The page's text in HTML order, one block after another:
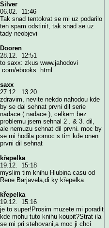
Silver
06.02. 11:46
Tak snad tentokrat se mi uz podarilo
ten spam odstinit, tak snad se uz
tady neobjevi
Dooren
28.12. 12:51
to saxx: zkus www.jahodovi
.com/ebooks. html
saxx
27.12. 13:20
zdravim, nevite nekdo nahodou kde
by se dal sehnat prvni dil serie
nadace ( nadace ), celkem bez
problemu jsem sehnal 2 . & 3. dil,
ale nemuzu sehnat dil prvni. moc by
se mi hodila pomoc s tim kde onen
prvni dil sehnat
křepelka
19.12. 15:18
myslim tim knihu Hlubina casu od
Rene Barjavela,di ky křepelka
křepelka
19.12. 15:16
je to super!Prosim muzete mi poradit
kde mohu tuto knihu koupit?Strat ila
se mi pri stehovani,a moc ji chci